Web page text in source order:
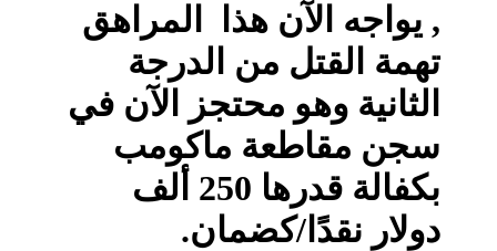
, يواجه الآن هذا المراهق
تهمة القتل من الدرجة
الثانية وهو محتجز الآن في
سجن مقاطعة ماكومب
بكفالة قدرها 250 ألف
دولار نقدًا/كضمان.